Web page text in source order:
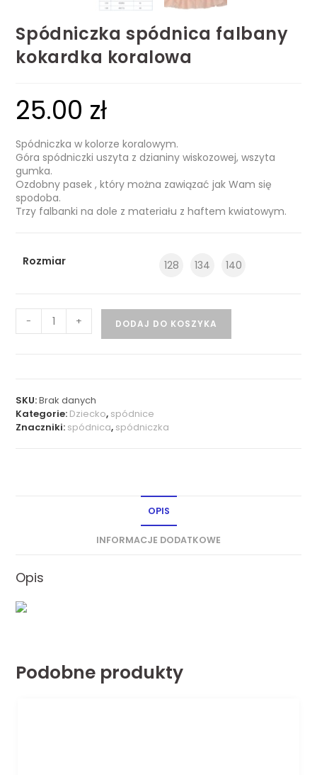
Spódniczka spódnica falbany
kokardka koralowa
25.00 zł
Spódniczka w kolorze koralowym.
Góra spódniczki uszyta z dzianiny wiskozowej, wszyta
gumka.
Ozdobny pasek , który można zawiązać jak Wam się
spodoba.
Trzy falbanki na dole z materiału z haftem kwiatowym.
Rozmiar 128 134 140
- + DODAJ DO KOSZYKA
SKU:Brak danych
Kategorie: Dziecko, spódnice
Znaczniki: spódnica, spódniczka
OPIS
INFORMACJE DODATKOWE
Opis
Podobne produkty